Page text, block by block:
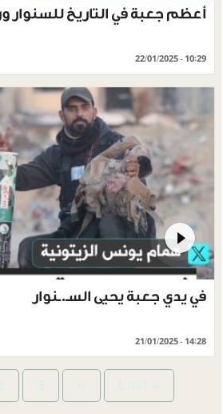
أعظم جعبة في التاريخ
22/01/2025 - 10:29
في يدي جعبة يحيى السـ.ـنوار
21/01/2025 - 14:28
page page